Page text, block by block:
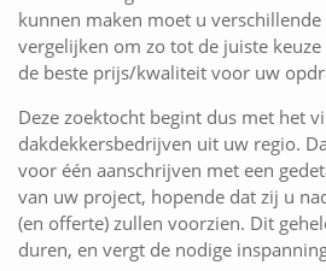
kunnen maken moet u
vergelijken om zo tot de juiste
de beste prijs/kwaliteit voor uw
Deze zoektocht begint dus met het
dakdekkersbedrijven uit uw regio.
voor één aanschrijven met een
van uw project, hopende dat zij u
(en offerte) zullen voorzien. Dit
duren, en vergt de nodige